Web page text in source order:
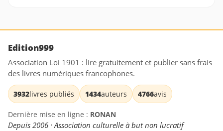
Edition999
Association Loi 1901 : lire gratuitement et publier sans frais
des livres numériques francophones.
3932livres publiés 1434auteurs 4766avis
Dernière mise en ligne : RONAN
Depuis 2006 · Association culturelle à but non lucratif